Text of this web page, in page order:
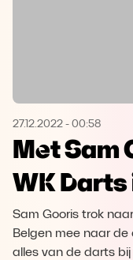
Opera
27.12.2022 - 00:58
Met Sam
WK
Sam Gooris trok
Belgen mee naar de
alles van de darts bij